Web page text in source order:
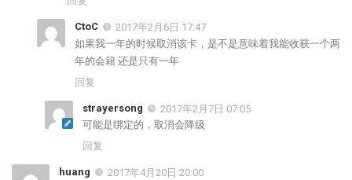
CtoC
2017年2月6日 17:47
如果我一年的时候取消该卡，是不是意味着我能收获一个两
年的会籍 还是只有一年
回复
strayersong
2017年2月7日 07:05
可能是绑定的，取消会降级
回复
huang
2017年4月20日 20:00